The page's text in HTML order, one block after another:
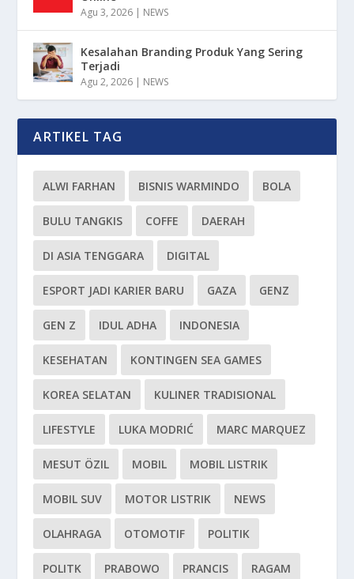
Agu 3, 2026 | NEWS
Kesalahan Branding Produk Yang Sering
Terjadi
Agu 2, 2026 | NEWS
ARTIKEL TAG
ALWI FARHAN BISNIS WARMINDO BOLA
BULU TANGKIS COFFE DAERAH
DI ASIA TENGGARA DIGITAL
ESPORT JADI KARIER BARU GAZA GENZ
GEN Z IDUL ADHA INDONESIA
KESEHATAN KONTINGEN SEA GAMES
KOREA SELATAN KULINER TRADISIONAL
LIFESTYLE LUKA MODRIĆ MARC MARQUEZ
MESUT ÖZIL MOBIL MOBIL LISTRIK
MOBIL SUV MOTOR LISTRIK NEWS
OLAHRAGA OTOMOTIF POLITIK
POLITK PRABOWO PRANCIS RAGAM